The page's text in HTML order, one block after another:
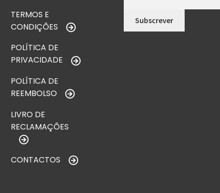
TERMOS E
CONDIÇÕES
POLÍTICA DE
PRIVACIDADE
POLÍTICA DE
REEMBOLSO
LIVRO DE
RECLAMAÇÕES
CONTACTOS